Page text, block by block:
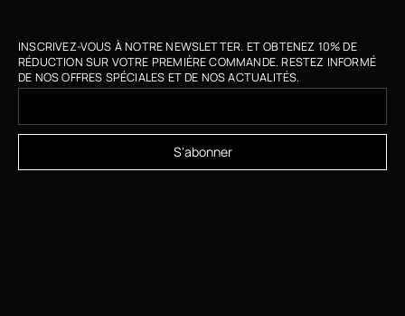
INSCRIVEZ-VOUS À NOTRE NEWSLETTER. ET OBTENEZ 10% DE
RÉDUCTION SUR VOTRE PREMIÈRE COMMANDE. RESTEZ INFORMÉ
DE NOS OFFRES SPÉCIALES ET DE NOS ACTUALITÉS.